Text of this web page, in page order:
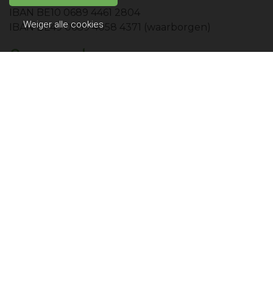
IBAN BE10 0689 4461 2804
IBAN BE49 0689 4058 4371 (waarborgen)
Onze partners
Weiger alle cookies